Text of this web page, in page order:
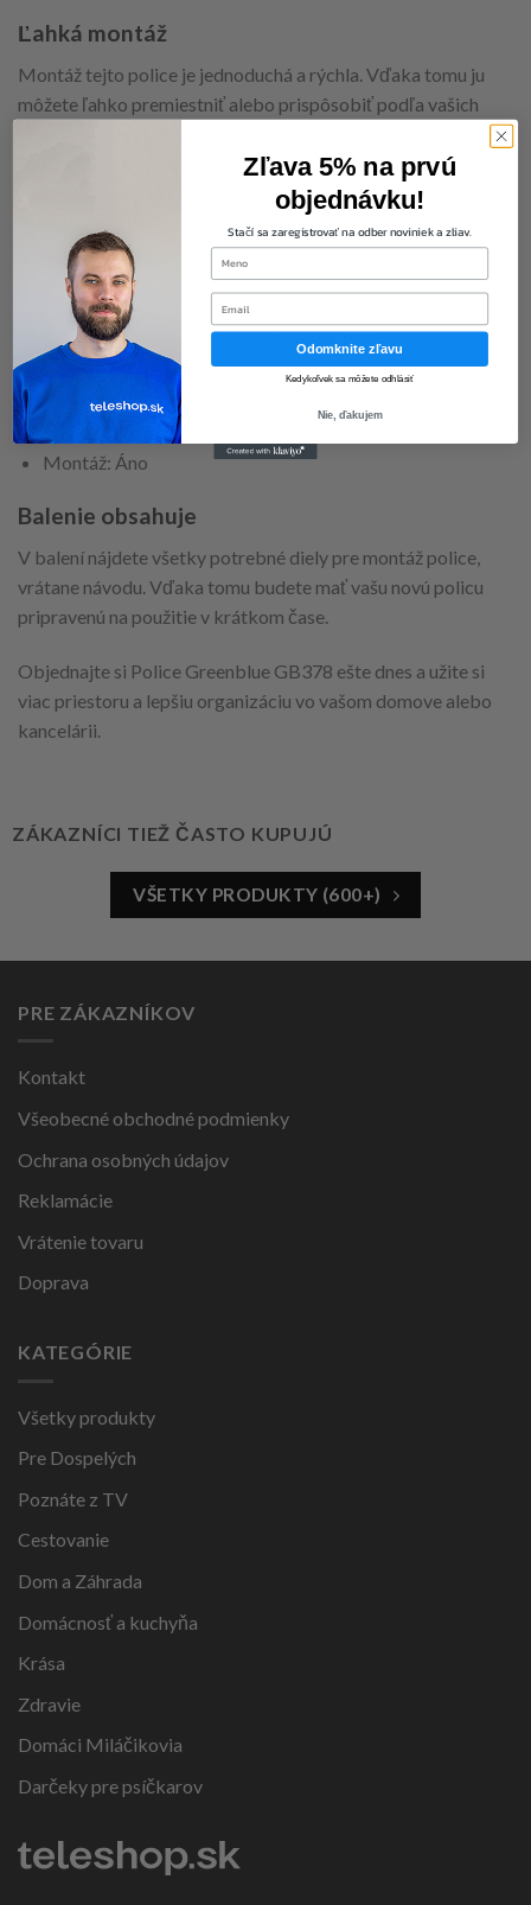
Ľahká montáž
Montáž tejto police je jednoduchá a rýchla. Vďaka tomu ju
môžete ľahko premiestniť alebo prispôsobiť podľa vašich
potrieb. Je ideálna pre všetky typy interiérov – domácnosti,
kancelárie, obchody alebo skladové priestory.
Typ: Police
Farba: Sivá
Materiál: Pozinkovaná oceľ, Drevo MDF
Rozmery: 180 x 90 x 40 cm
Maximálna povolená hmotnosť: 75 Kg
Montáž: Áno
Balenie obsahuje
V balení nájdete všetky potrebné diely pre montáž police,
vrátane návodu. Vďaka tomu budete mať vašu novú policu
pripravenú na použitie v krátkom čase.
Objednajte si Police Greenblue GB378 ešte dnes a užite si
viac priestoru a lepšiu organizáciu vo vašom domove alebo
kancelárii.
ZÁKAZNÍCI TIEŽ ČASTO KUPUJÚ
VŠETKY PRODUKTY (600+)
PRE ZÁKAZNÍKOV
Kontakt
Všeobecné obchodné podmienky
Ochrana osobných údajov
Reklamácie
Vrátenie tovaru
Doprava
KATEGÓRIE
Všetky produkty
Pre Dospelých
Poznáte z TV
Cestovanie
Dom a Záhrada
Domácnosť a kuchyňa
Krása
Zdravie
Domáci Miláčikovia
Darčeky pre psíčkarov
Zľava 5% na prvú
objednávku!
Stačí sa zaregistrovať na odber noviniek a zliav.
first-name
Email
Odomknite zľavu
Kedykoľvek sa môžete odhlásiť
Nie, ďakujem